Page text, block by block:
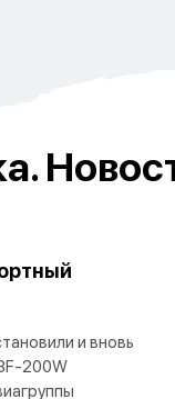
и вновь
200W